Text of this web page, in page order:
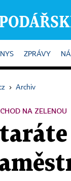
ZPRÁVY
› Archiv
NA ZELENOU